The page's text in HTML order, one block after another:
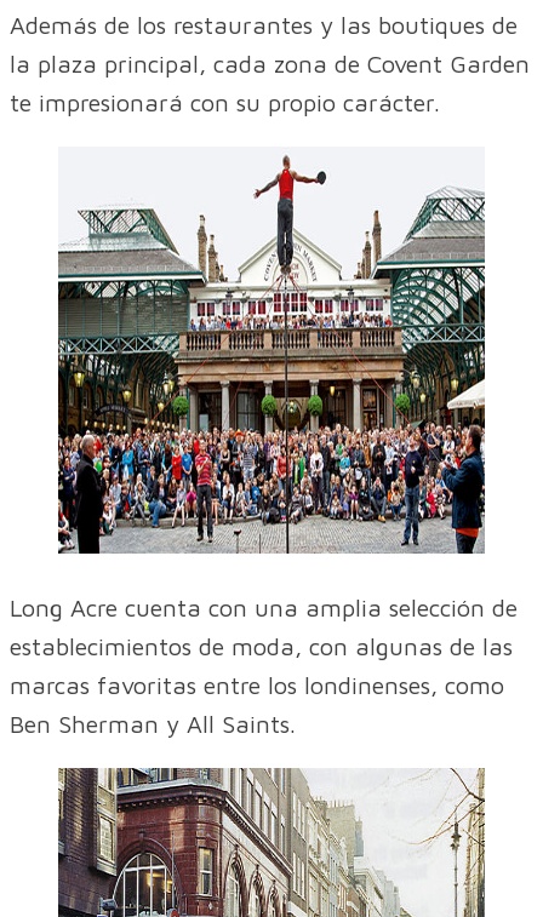
Además de los restaurantes y las boutiques de
la plaza principal, cada zona de Covent Garden
te impresionará con su propio carácter.
Long Acre cuenta con una amplia selección de
establecimientos de moda, con algunas de las
marcas favoritas entre los londinenses, como
Ben Sherman y All Saints.